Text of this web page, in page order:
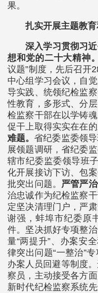
果。
扎实开展主题教
深入学习贯彻习
想和党的二十大精神
议题”制度，先后召开
中心组学习会议，自
导实践、统领纪检监
性教育，多形式、分
检监察干部在以学铸
促干上取得实实在在
难题。省纪委监委领
展领题调研，省纪委
辖市纪委监委领导班
化开展接访下访、包
批突出问题。 严管严
治忠诚作为纪检监察
定坚决清理门户，严
谢强，蚌埠市纪委原
件。坚决抓好专项整
量“两提升”、办案安
律突出问题“一整治”
办案人员回避等制度
察员，主动接受各方
新时代纪检监察系统